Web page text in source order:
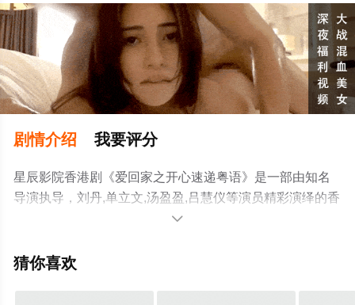
剧情介绍 我要评分
星辰影院香港剧《爱回家之开心速递粤语》是一部由知名
导演执导，刘丹,单立文,汤盈盈,吕慧仪等演员精彩演绎的香
港电视剧，手机免费观看高清无删减完整版电视剧全集就
或剧情网等平台了解。

猜你喜欢